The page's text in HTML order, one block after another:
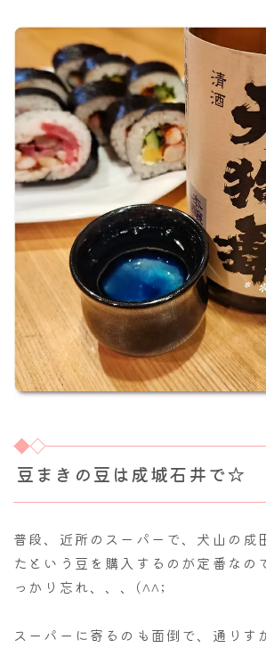
豆まきの豆は成城石井で☆
普段、近所のスーパーで、犬山の成
たという豆を購入するのが定番なの
っかり忘れ、、、(^^;
スーパーに寄るのも面倒で、通りす